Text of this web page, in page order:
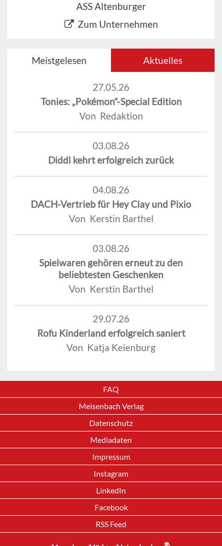
ASS Altenburger
Zum Unternehmen
Meistgelesen Aktuelles
27.05.26
Tonies: „Pokémon“-Special Edition
Von Redaktion
03.08.26
Diddl kehrt erfolgreich zurück
04.08.26
DACH-Vertrieb für Hey Clay und Pixio
Von Kerstin Barthel
03.08.26
Spielwaren gehören erneut zu den
beliebtesten Geschenken
Von Kerstin Barthel
29.07.26
Rofu Kinderland erfolgreich saniert
Von Katja Keienburg
FAQ
Meisenbach Verlag
Datenschutz
Mediadaten
Impressum
Instagram
LinkedIn
Facebook
RSS Feed